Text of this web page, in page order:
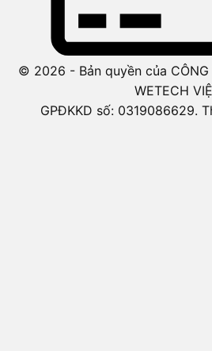
© 2026 - Bản quyền của CÔNG
WETECH
GPĐKKD số: 0319086629.